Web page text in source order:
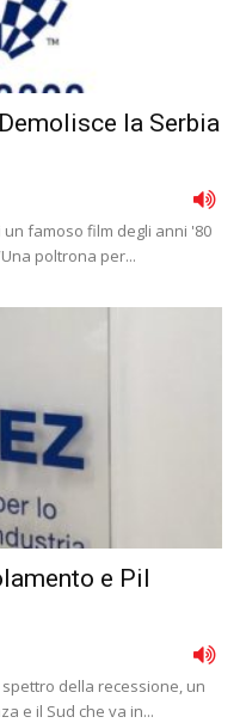
la Serbia
un famoso film degli anni '80
poltrona per...
e Pil
della recessione, un
e il Sud che va in...